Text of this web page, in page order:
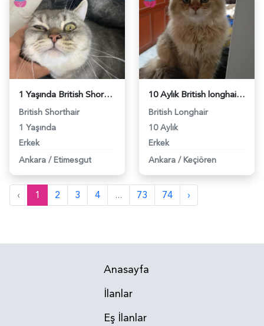
1 Yaşında British Shorthair Kedim Eş Arıyorum - 118984288
British Shorthair
1 Yaşında
Erkek
Ankara / Etimesgut
10 Aylık British longhair Kedim Eş Arıyor - 118984273
British Longhair
10 Aylık
Erkek
Ankara / Keçiören
‹ 1 2 3 4 ... 73 74 ›
Anasayfa
İlanlar
Eş İlanlar